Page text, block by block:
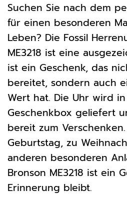
Suchen Sie nach dem
für einen besonderen
Leben? Die Fossil
ME3218 ist eine
ist ein Geschenk, das
bereitet, sondern auch
Wert hat. Die Uhr wird
Geschenkbox geliefert
bereit zum
Geburtstag, zu
anderen besonderen
Bronson ME3218 ist ein
Erinnerung bleibt.